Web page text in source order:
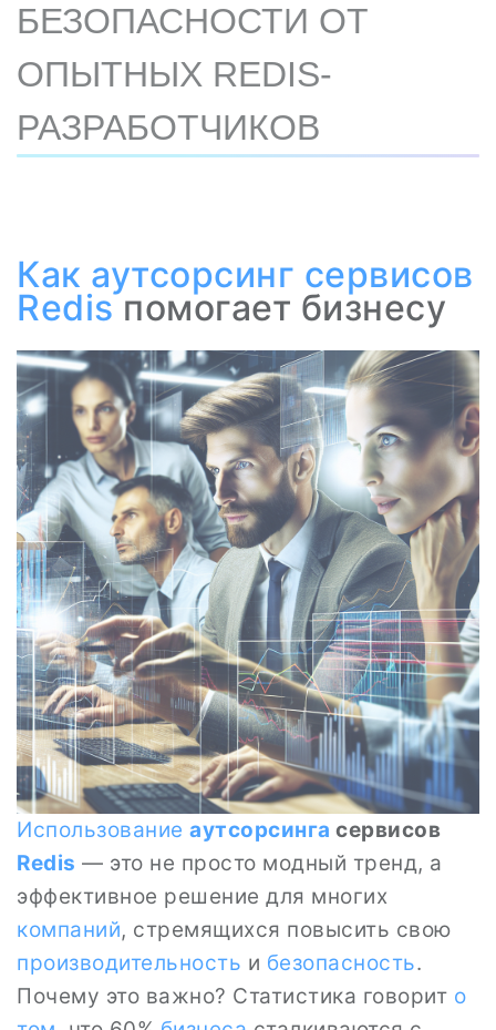
БЕЗОПАСНОСТИ ОТ
ОПЫТНЫХ REDIS-
РАЗРАБОТЧИКОВ
Как аутсорсинг сервисов
Redisпомогает бизнесу
Использование аутсорсинга сервисов
Redis — это не просто модный тренд, а
эффективное решение для многих
компаний, стремящихся повысить свою
производительность и безопасность.
Почему это важно? Статистика говорит о